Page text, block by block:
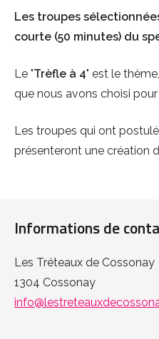
Les troupes
courte (50 minutes) du
Le "Trèfle à 4" est le
que nous avons choisi
Les troupes qui ont
présenteront une création
Informations de
Les Tréteaux de Cossonay
1304 Cossonay